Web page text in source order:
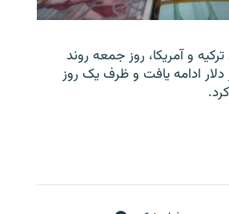
و آمریکا، روز جمعه روند
دلار ادامه یافت و ظرف یک روز